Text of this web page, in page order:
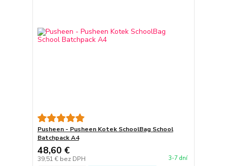
Pusheen - Pusheen Kotek SchoolBag School
Batchpack A4
48,60 €
39,51 € bez DPH 3-7 dní